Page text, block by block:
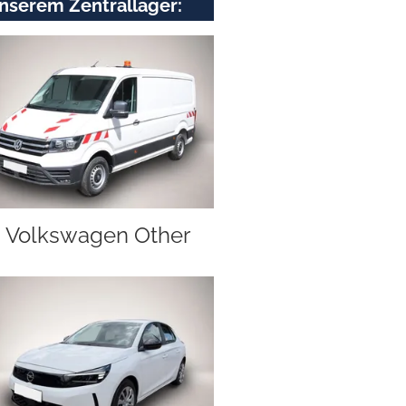
Zentrallager:
Volkswagen Other